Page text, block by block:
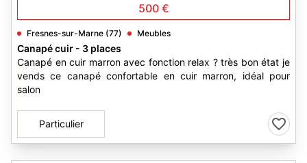
500 €
Fresnes-sur-Marne (77) Meubles
Canapé cuir - 3 places
Canapé en cuir marron avec fonction relax ? très bon état je
vends ce canapé confortable en cuir marron, idéal pour
salon
Particulier